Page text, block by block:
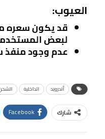
العيوب:
قد يكون سعره
لبعض
عدم وجود منفذ
أندرويد الداخلية
شارك Facebook